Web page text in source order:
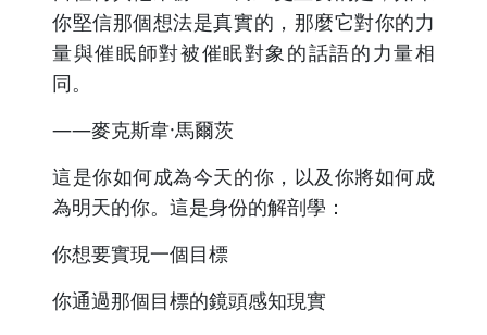
你堅信那個想法是真實的，那麼它對你的力
量與催眠師對被催眠對象的話語的力量相
同。
——麥克斯韋·馬爾茨
這是你如何成為今天的你，以及你將如何成
為明天的你。這是身份的解剖學：
你想要實現一個目標
你通過那個目標的鏡頭感知現實